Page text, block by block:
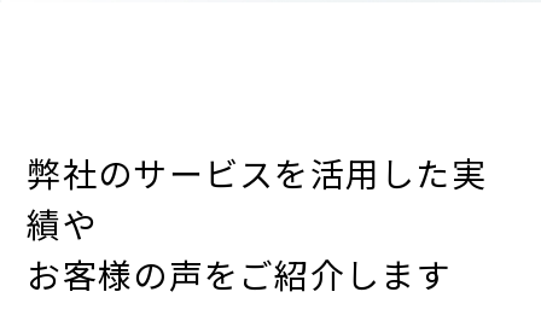
弊社のサービスを活用した実
績や
お客様の声をご紹介します